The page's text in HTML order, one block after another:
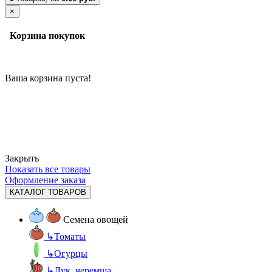
×
Корзина покупок
Ваша корзина пуста!
Закрыть
Показать все товары
Оформление заказа
КАТАЛОГ ТОВАРОВ
Семена овощей
↳Томаты
↳Огурцы